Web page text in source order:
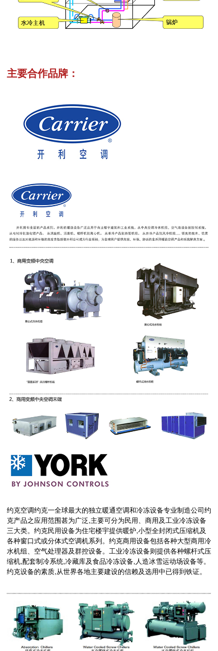
主要合作品牌：
约克空调约克一全球最大的独立暖通空调和冷冻设备专业制造公司约
克产品之应用范围甚为广泛,主要可分为民用、商用及工业冷冻设备
三大类。约克民用设备为住宅楼宇提供暖炉,小型全封闭式压缩机及
各种窗口式或分体式空调机系列。约克商用设备包括各种大型商用冷
水机组、空气处理器及群控设备。工业冷冻设备则提供各种螺杆式压
缩机,配套制冷系统,冷藏库及食品冷冻设备,人造冰雪运动场设备等。
约克设备的素质,从世界各地主要建设的信赖及选用中已得到铁证。